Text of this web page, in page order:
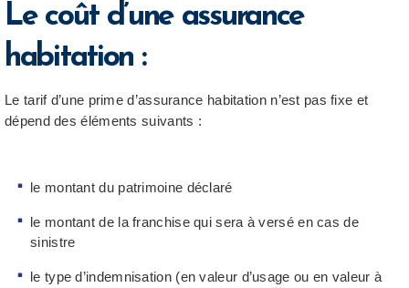
Le coût d’une assurance
habitation :
Le tarif d’une prime d’assurance habitation n’est pas fixe et
dépend des éléments suivants :
le montant du patrimoine déclaré
le montant de la franchise qui sera à versé en cas de
sinistre
le type d’indemnisation (en valeur d’usage ou en valeur à